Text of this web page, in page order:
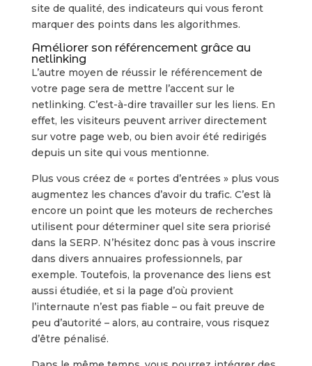
site de qualité, des indicateurs qui vous feront
marquer des points dans les algorithmes.
Améliorer son référencement grâce au
netlinking
L’autre moyen de réussir le référencement de
votre page sera de mettre l’accent sur le
netlinking. C’est-à-dire travailler sur les liens. En
effet, les visiteurs peuvent arriver directement
sur votre page web, ou bien avoir été redirigés
depuis un site qui vous mentionne.
Plus vous créez de « portes d’entrées » plus vous
augmentez les chances d’avoir du trafic. C’est là
encore un point que les moteurs de recherches
utilisent pour déterminer quel site sera priorisé
dans la SERP. N’hésitez donc pas à vous inscrire
dans divers annuaires professionnels, par
exemple. Toutefois, la provenance des liens est
aussi étudiée, et si la page d’où provient
l’internaute n’est pas fiable – ou fait preuve de
peu d’autorité – alors, au contraire, vous risquez
d’être pénalisé.